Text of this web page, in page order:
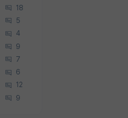
18
5
4
9
7
6
12
9